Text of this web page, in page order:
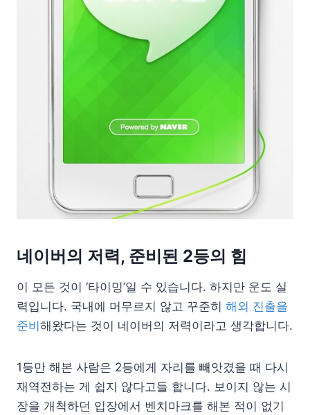
네이버의 저력, 준비된 2등의 힘
이 모든 것이 ‘타이밍’일 수 있습니다. 하지만 운도 실
력입니다. 국내에 머무르지 않고 꾸준히 해외 진출을
준비해왔다는 것이 네이버의 저력이라고 생각합니다.
1등만 해본 사람은 2등에게 자리를 빼앗겼을 때 다시
재역전하는 게 쉽지 않다고들 합니다. 보이지 않는 시
장을 개척하던 입장에서 벤치마크를 해본 적이 없기